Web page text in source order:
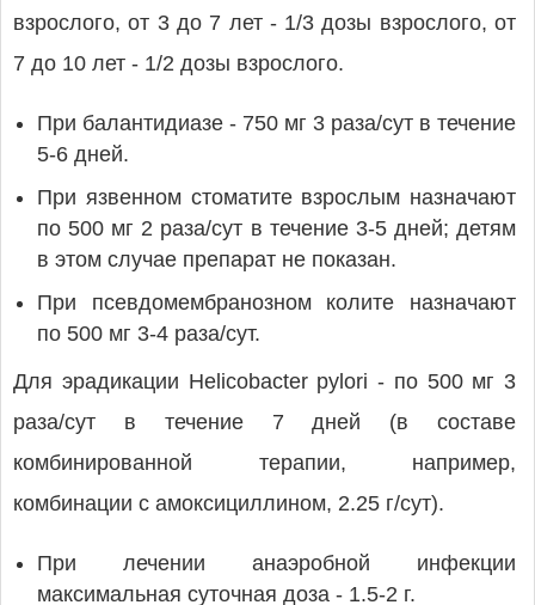
взрослого, от 3 до 7 лет - 1/3 дозы взрослого, от
7 до 10 лет - 1/2 дозы взрослого.
При балантидиазе - 750 мг 3 раза/сут в течение
5-6 дней.
При язвенном стоматите взрослым назначают
по 500 мг 2 раза/сут в течение 3-5 дней; детям
в этом случае препарат не показан.
При псевдомембранозном колите назначают
по 500 мг 3-4 раза/сут.
Для эрадикации Helicobacter pylori - по 500 мг 3
раза/сут в течение 7 дней (в составе
комбинированной терапии, например,
комбинации с амоксициллином, 2.25 г/сут).
При лечении анаэробной инфекции
максимальная суточная доза - 1.5-2 г.